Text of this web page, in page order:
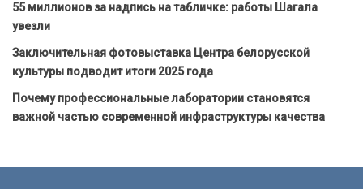
55 миллионов за надпись на табличке: работы Шагала
увезли
Заключительная фотовыставка Центра белорусской
культуры подводит итоги 2025 года
Почему профессиональные лаборатории становятся
важной частью современной инфраструктуры качества